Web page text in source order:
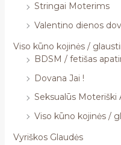
Stringai Moterims
Valentino dienos
Viso kūno kojinės /
BDSM / fetišas
Dovana Jai !
Seksualūs Moteriški
Viso kūno kojinės /
Vyriškos Glaudės